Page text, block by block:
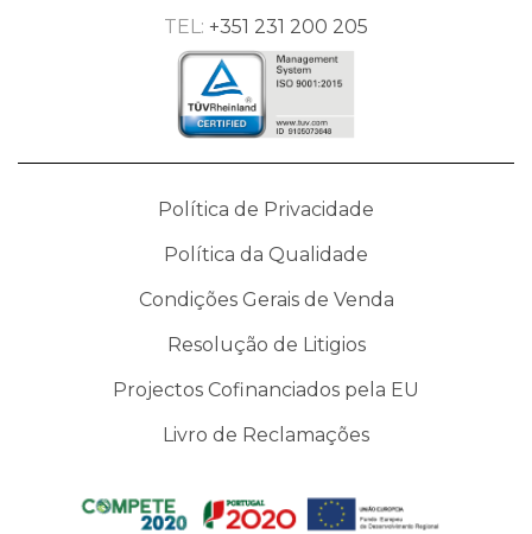
TEL: +351 231 200 205
Política de Privacidade
Política da Qualidade
Condições Gerais de Venda
Resolução de Litigios
Projectos Cofinanciados pela EU
Livro de Reclamações